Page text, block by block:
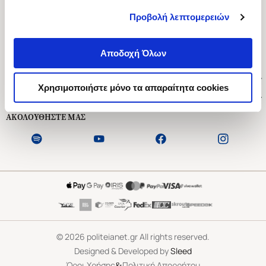
Προβολή λεπτομερειών
Αποδοχή Όλων
Χρησιμοποιήστε μόνο τα απαραίτητα cookies
Ασκληπιού 1-3, Αθήνα 106 79
Δευτέρα - Παρασκευή 09:00-21:00
Εξυπηρέτηση Πελατών
ΑΚΟΛΟΥΘΗΣΤΕ ΜΑΣ
©2026 politeianet.gr All rights reserved.
Designed & Developed bySleed